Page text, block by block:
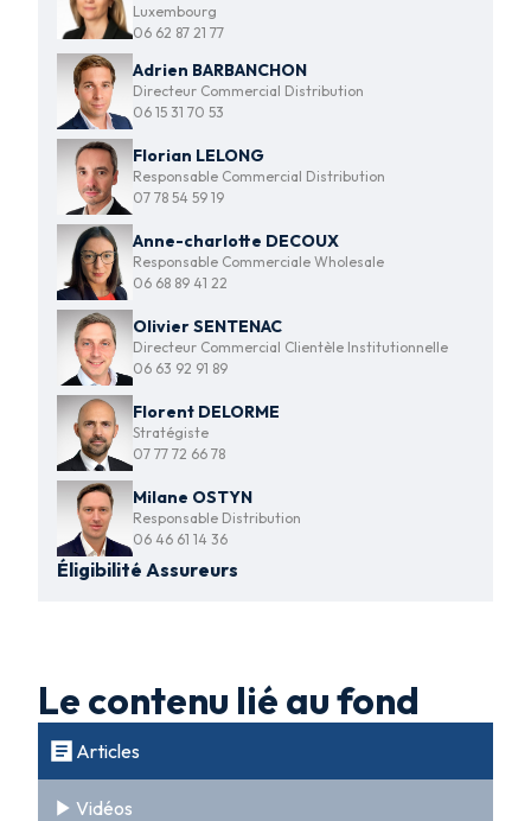
Luxembourg
06 62 87 21 77
Adrien BARBANCHON
Directeur Commercial Distribution
06 15 31 70 53
Florian LELONG
Responsable Commercial Distribution
07 78 54 59 19
Anne-charlotte DECOUX
Responsable Commerciale Wholesale
06 68 89 41 22
Olivier SENTENAC
Directeur Commercial Clientèle Institutionnelle
06 63 92 91 89
Florent DELORME
Stratégiste
07 77 72 66 78
Milane OSTYN
Responsable Distribution
06 46 61 14 36
Éligibilité Assureurs
Le contenu lié au fond
Articles
Vidéos